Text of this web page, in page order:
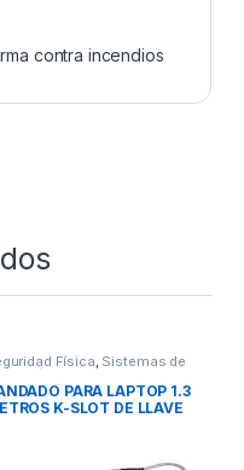
contra incendios
Física Sistemas de
y Alarma contra
PARA LAPTOP 1.3
K-SLOT DE LLAVE